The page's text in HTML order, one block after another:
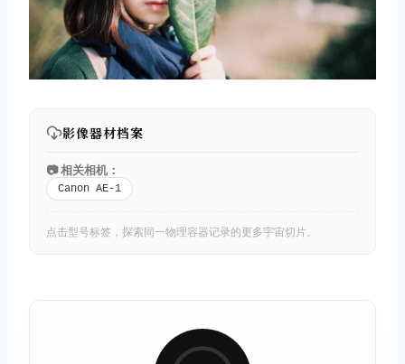
影像器材档案
📷 相关相机：
Canon AE-1
点击型号标签，探索同一物理容器记录的更多宇宙切片。